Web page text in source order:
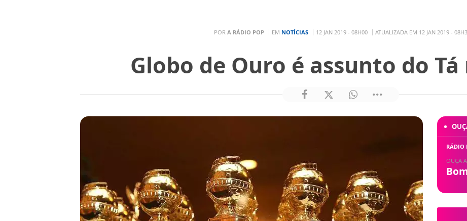
POR A RÁDIO POP EM NOTÍCIAS 12 JAN 2019 - 08H00 ATUALIZADA EM 12 JAN 2019 -
Globo de Ouro é assunto do Tá
RÁDIO
OUÇA